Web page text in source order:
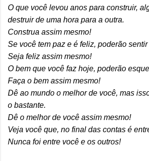
O que você levou anos para construir,
destruir de uma hora para a outra.
Construa assim mesmo!
Se você tem paz e é feliz, poderão
Seja feliz assim mesmo!
O bem que você faz hoje, poderão
Faça o bem assim mesmo!
Dê ao mundo o melhor de você, mas
o bastante.
Dê o melhor de você assim mesmo!
Veja você que, no final das contas é
Nunca foi entre você e os outros!